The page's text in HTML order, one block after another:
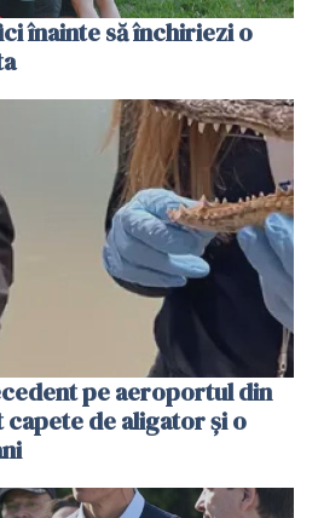
înainte să închiriezi o
pe aeroportul din
capete de aligator și o